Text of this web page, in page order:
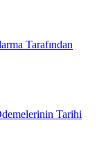
Tarafından
Tarihi